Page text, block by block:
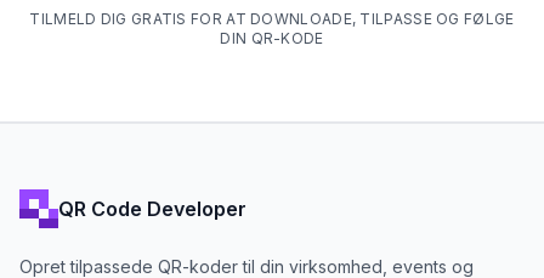
TILMELD DIG GRATIS FOR AT DOWNLOADE, TILPASSE OG FØLGE
DIN QR-KODE
QR Code Developer
Opret tilpassede QR-koder til din virksomhed, events og